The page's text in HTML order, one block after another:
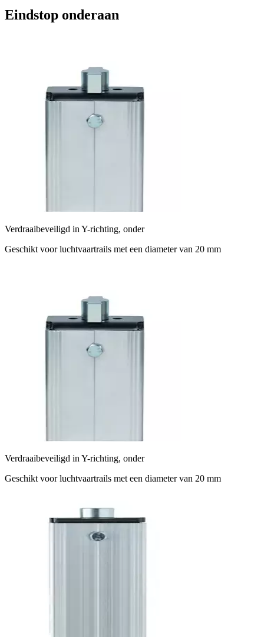
Eindstop onderaan
Verdraaibeveiligd in Y-richting, onder
Geschikt voor luchtvaartrails met een diameter van 20 mm
Verdraaibeveiligd in Y-richting, onder
Geschikt voor luchtvaartrails met een diameter van 20 mm